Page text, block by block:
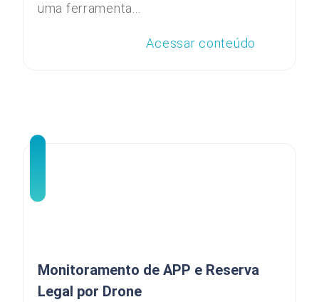
uma ferramenta...
Acessar conteúdo
Monitoramento de APP e Reserva
Legal por Drone